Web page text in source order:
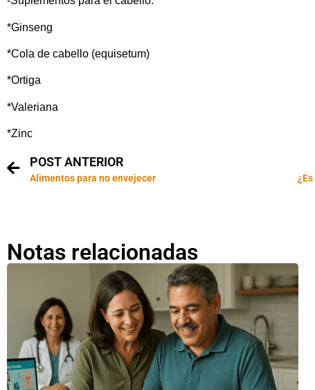
*Ginseng
*Cola de cabello (equisetum)
*Ortiga
*Valeriana
*Zinc
POST ANTERIOR
Alimentos para no envejecer
Notas relacionadas